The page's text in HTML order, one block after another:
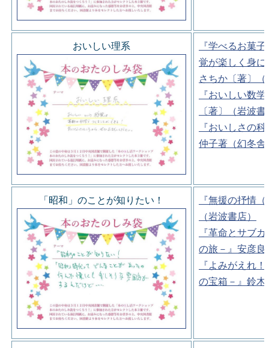
おいしい理系
『学べるお菓
覚が楽しく身
さちか〔著〕
『おいしい数
〔著〕（岩波
『おいしさの
仲子著（幻冬舎)
「昭和」のことが知りたい！
『無援の抒情
（岩波書店）
『革命とサブ
の旅－』安彦
『よみがえれ
の宝箱－』鈴